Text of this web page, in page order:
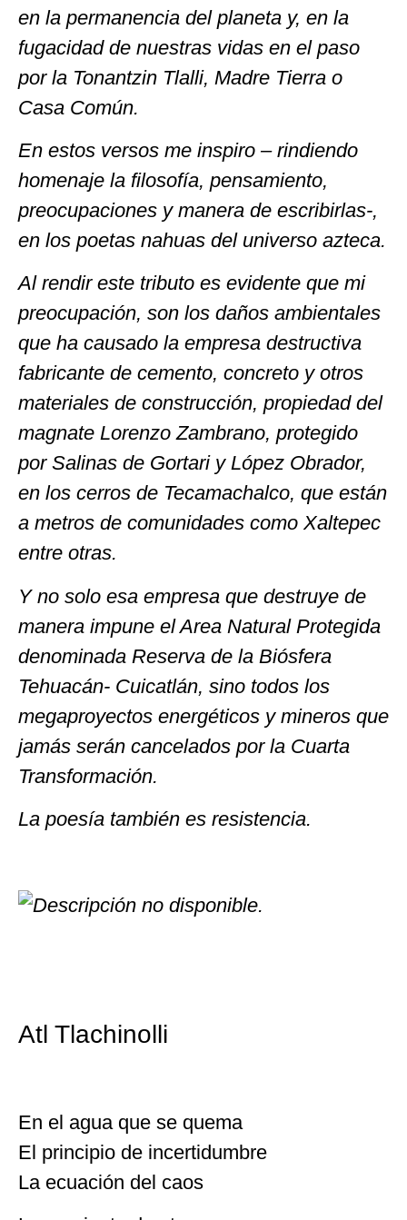
en la permanencia del planeta y, en la
fugacidad de nuestras vidas en el paso
por la Tonantzin Tlalli, Madre Tierra o
Casa Común.
En estos versos me inspiro – rindiendo
homenaje la filosofía, pensamiento,
preocupaciones y manera de escribirlas-,
en los poetas nahuas del universo azteca.
Al rendir este tributo es evidente que mi
preocupación, son los daños ambientales
que ha causado la empresa destructiva
fabricante de cemento, concreto y otros
materiales de construcción, propiedad del
magnate Lorenzo Zambrano, protegido
por Salinas de Gortari y López Obrador,
en los cerros de Tecamachalco, que están
a metros de comunidades como Xaltepec
entre otras.
Y no solo esa empresa que destruye de
manera impune el Area Natural Protegida
denominada Reserva de la Biósfera
Tehuacán- Cuicatlán, sino todos los
megaproyectos energéticos y mineros que
jamás serán cancelados por la Cuarta
Transformación.
La poesía también es resistencia.
Atl Tlachinolli
En el agua que se quema
El principio de incertidumbre
La ecuación del caos